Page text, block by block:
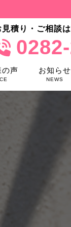
見積り・ご相談
の声 お知らせ
NEWS